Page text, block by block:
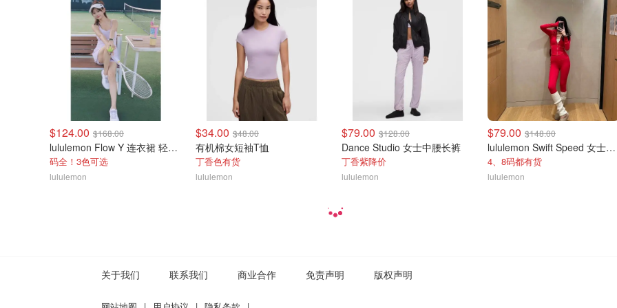
$124.00 $168.00
lululemon Flow Y 连衣裙 轻支撑 B/C杯
码全！3色可选
lululemon
$34.00 $48.00
有机棉女短袖T恤
丁香色有货
lululemon
$79.00 $128.00
Dance Studio 女士中腰长裤
丁香紫降价
lululemon
$79.00 $148.00
lululemon Swift Speed 女士高腰紧身裤
4、8码都有货
lululemon
关于我们 联系我们 商业合作 免责声明 版权声明